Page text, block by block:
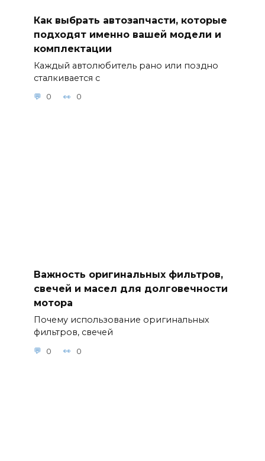
Как выбрать автозапчасти, которые
подходят именно вашей модели и
комплектации
Каждый автолюбитель рано или поздно
сталкивается с
0 0
Важность оригинальных фильтров,
свечей и масел для долговечности
мотора
Почему использование оригинальных
фильтров, свечей
0 0